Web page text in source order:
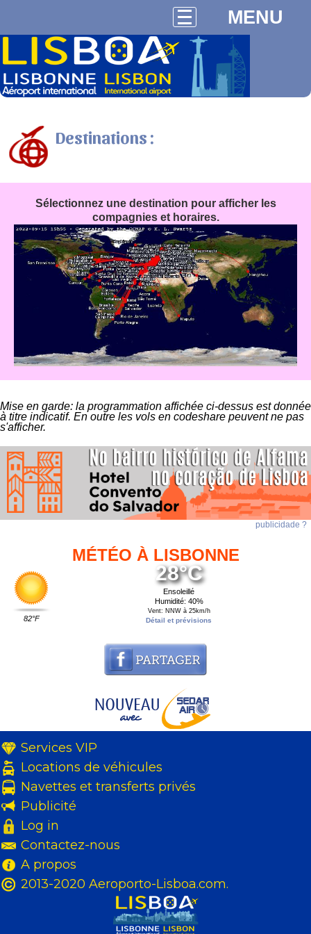
MENU
Destinations :
Sélectionnez une destination pour afficher les
compagnies et horaires.
Mise en garde: la programmation affichée ci-dessus est donnée
à titre indicatif. En outre les vols en codeshare peuvent ne pas
s'afficher.
publicidade ?
MÉTÉO À LISBONNE
82°F
28°C
Ensoleillé
Humidité: 40%
Vent: NNW à 25km/h
Détail et prévisions
Services VIP
Locations de véhicules
Navettes et transferts privés
Publicité
Log in
Contactez-nous
A propos
2013-2020 Aeroporto-Lisboa.com.